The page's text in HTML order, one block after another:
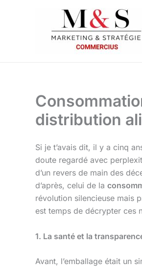
distribution
Si je t’avais dit, il y a cinq
doute regardé avec
d’un revers de main des
d’après, celui de la
révolution silencieuse mais
est temps de décrypter ces
1. La santé et la
Avant, l’emballage était un